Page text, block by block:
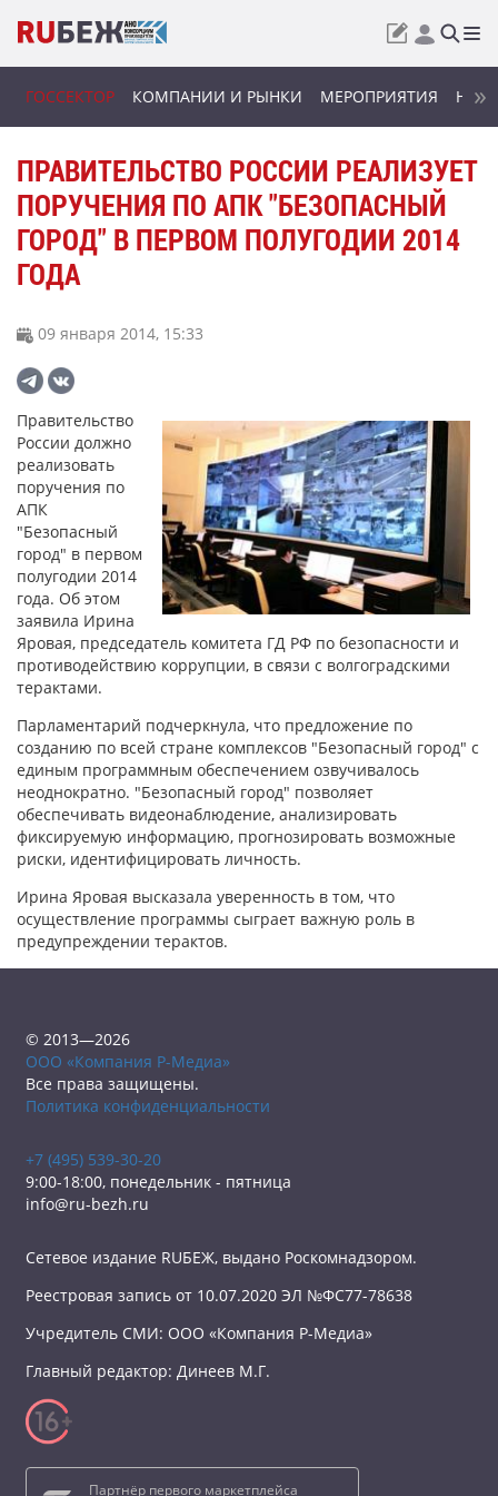
ГОССЕКТОР КОМПАНИИ И РЫНКИ МЕРОПРИЯТИЯ
ПРАВИТЕЛЬСТВО РОССИИ РЕАЛИЗУЕТ
ПОРУЧЕНИЯ ПО АПК "БЕЗОПАСНЫЙ
ГОРОД" В ПЕРВОМ ПОЛУГОДИИ 2014
ГОДА
09 января 2014, 15:33
Правительство
России должно
реализовать
поручения по
АПК
"Безопасный
город" в первом
полугодии 2014
года. Об этом
заявила Ирина
Яровая, председатель комитета ГД РФ по безопасности и
противодействию коррупции, в связи с волгоградскими
терактами.
Парламентарий подчеркнула, что предложение по
созданию по всей стране комплексов "Безопасный город" с
единым программным обеспечением озвучивалось
неоднократно. "Безопасный город" позволяет
обеспечивать видеонаблюдение, анализировать
фиксируемую информацию, прогнозировать возможные
риски, идентифицировать личность.
Ирина Яровая высказала уверенность в том, что
осуществление программы сыграет важную роль в
предупреждении терактов.
© 2013—2026
ООО «Компания Р-Медиа»
Все права защищены.
Политика конфиденциальности
+7 (495) 539-30-20
9:00-18:00, понедельник - пятница
info@ru-bezh.ru
Сетевое издание RUБЕЖ, выдано Роскомнадзором.
Реестровая запись от 10.07.2020 ЭЛ №ФС77-78638
Учредитель СМИ: ООО «Компания Р-Медиа»
Главный редактор: Динеев М.Г.
Партнёр первого маркетплейса